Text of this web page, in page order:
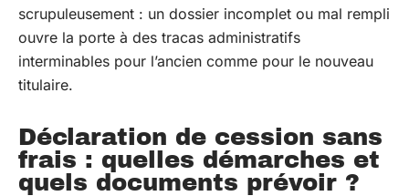
scrupuleusement : un dossier incomplet ou mal rempli
ouvre la porte à des tracas administratifs
interminables pour l’ancien comme pour le nouveau
titulaire.
Déclaration de cession sans
frais : quelles démarches et
quels documents prévoir ?